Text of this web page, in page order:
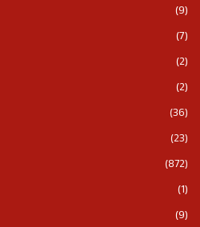
(9)
(7)
(2)
(2)
(36)
(23)
(872)
(1)
(9)